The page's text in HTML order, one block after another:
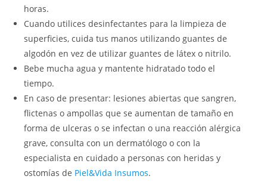
horas.
Cuando utilices desinfectantes para la limpieza de
superficies, cuida tus manos utilizando guantes de
algodón en vez de utilizar guantes de látex o nitrilo.
Bebe mucha agua y mantente hidratado todo el
tiempo.
En caso de presentar: lesiones abiertas que sangren,
flictenas o ampollas que se aumentan de tamaño en
forma de ulceras o se infectan o una reacción alérgica
grave, consulta con un dermatólogo o con la
especialista en cuidado a personas con heridas y
ostomías de Piel&Vida Insumos.